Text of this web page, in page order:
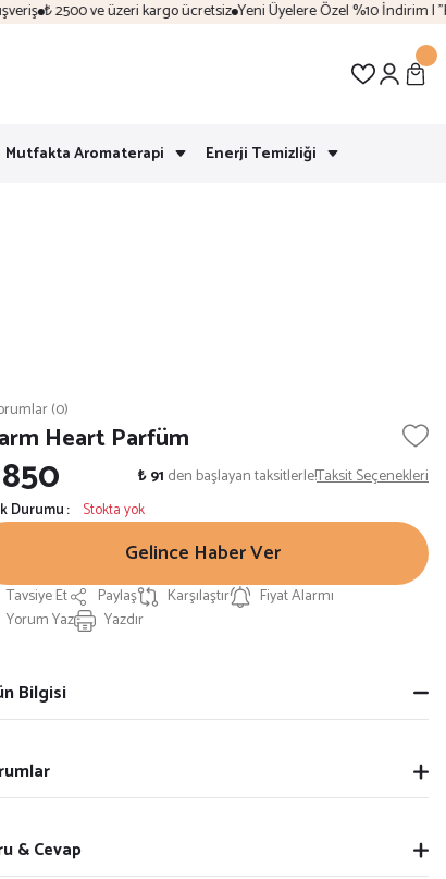
₺ 2500 ve üzeri kargo ücretsiz Yeni Üyelere Özel %10 İndirim |
Mutfakta Aromaterapi Enerji Temizliği
(0)
Heart Parfüm
₺ 91 den başlayan taksitlerle!Taksit Seçenekleri
Durumu Stokta yok
Gelince Haber Ver
Tavsiye Et Paylaş Karşılaştır
Fiyat Alarmı
Yorum Yaz
Yazdır
Bilgisi
& Cevap